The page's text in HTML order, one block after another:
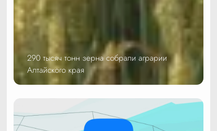
290 тысяч тонн зерна собрали аграрии
Алтайского края